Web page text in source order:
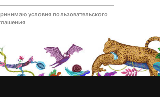
условия пользовательского